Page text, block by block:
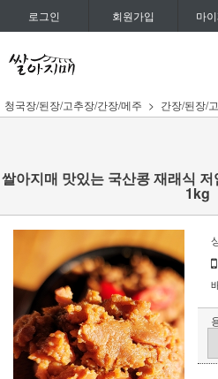
로그인 회원가입 마
청국장/된장/고추장/간장/메주 간장/된장/
쌀아지매 맛있는 국산콩 재래식
1kg